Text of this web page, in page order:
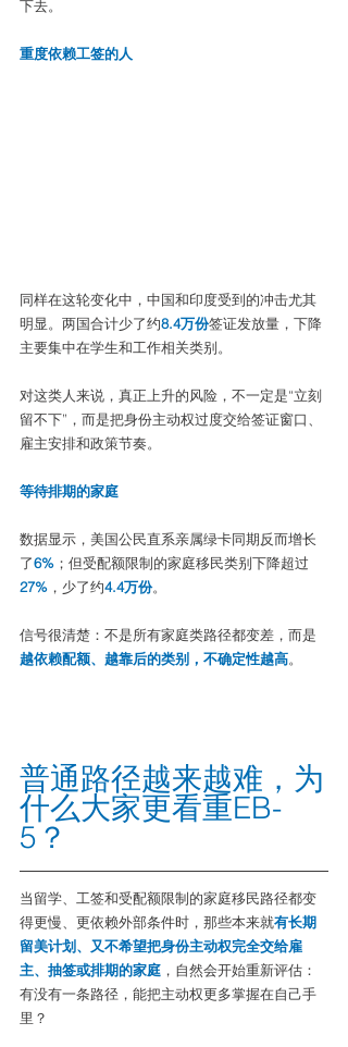
下去。
重度依赖工签的人
同样在这轮变化中，中国和印度受到的冲击尤其
明显。两国合计少了约8.4万份签证发放量，下降
主要集中在学生和工作相关类别。
对这类人来说，真正上升的风险，不一定是“立刻
留不下”，而是把身份主动权过度交给签证窗口、
雇主安排和政策节奏。
等待排期的家庭
数据显示，美国公民直系亲属绿卡同期反而增长
了6% ；但受配额限制的家庭移民类别下降超过
27% ，少了约4.4万份。
信号很清楚：不是所有家庭类路径都变差，而是
越依赖配额、越靠后的类别，不确定性越高。
普通路径越来越难，为
什么大家更看重EB-
5？
当留学、工签和受配额限制的家庭移民路径都变
得更慢、更依赖外部条件时，那些本来就有长期
留美计划、又不希望把身份主动权完全交给雇
主、抽签或排期的家庭 ，自然会开始重新评估：
有没有一条路径，能把主动权更多掌握在自己手
里？